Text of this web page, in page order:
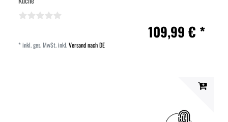
109,99 € *
*inkl. ges. MwSt.inkl.Versand nach DE